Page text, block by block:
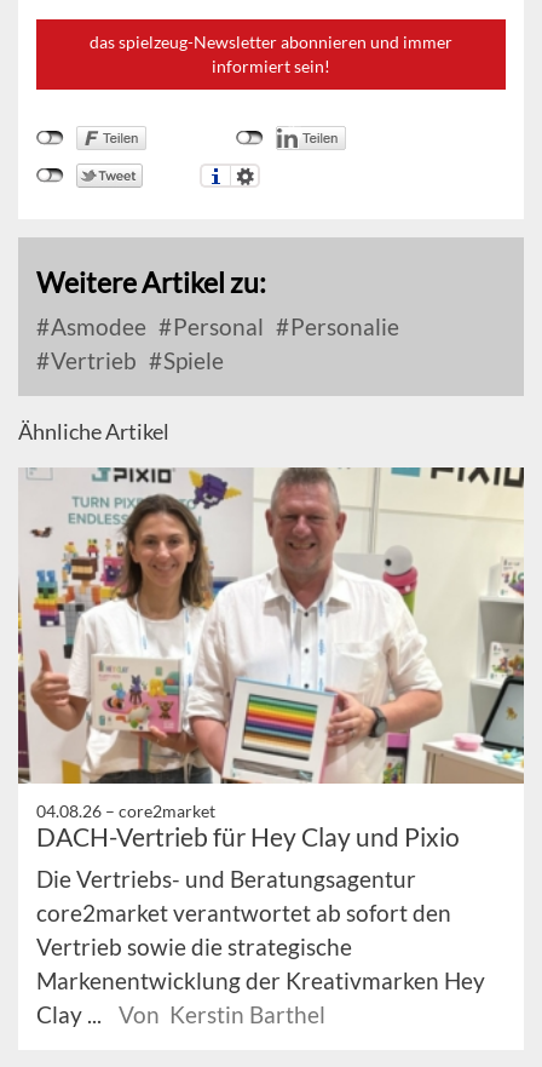
das spielzeug-Newsletter abonnieren und immer
informiert sein!
Weitere Artikel zu:
Asmodee Personal
Personalie
Vertrieb
Spiele
Ähnliche Artikel
04.08.26 – core2market
DACH-Vertrieb für Hey Clay und Pixio
Die Vertriebs- und Beratungsagentur
core2market verantwortet ab sofort den
Vertrieb sowie die strategische
Markenentwicklung der Kreativmarken Hey
Clay ...
Von Kerstin Barthel